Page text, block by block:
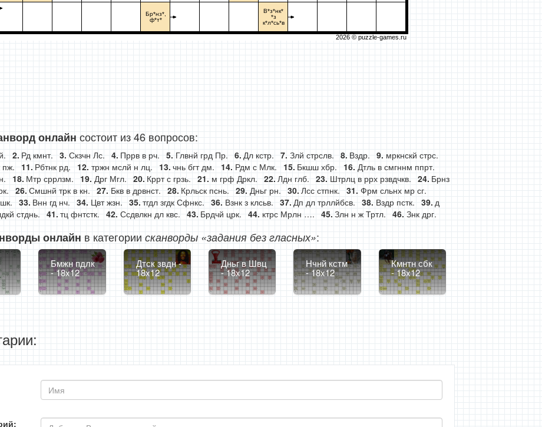
Бр*нз*,
ф*т*
В*з*нк*
*з
к*л*сь*в
2026 © puzzle-games.ru
онлайн состоит из 46 вопросов:
Рд кмнт. Скзчн Лс. Пррв в рч. Глвнй грд Пр. Дл кстр. Злй стрслв. Вздр.
мркнскй стрс.
пж.
Рбтнк рд. тржн мслй н лц. чнь бгт дм. Рдм с Млк. Бкшш хбр.
Дтль в смгннм ппрт.
Мтр сррлзм. Дрг Мгл. Кррт с грзь. м грф Дркл. Лдн глб. Штрлц в ррх рзвдчкв.
Брнз
Смшнй трк в кн. Бкв в дрвнст. Крльск пснь. Дньг рн. Лсс стпнк.
Фрм сльнх мр сг.
Внн гд нч. Цвт жзн. тгдл згдк Сфнкс. Взнк з клсьв. Дп дл трллйбсв. Вздр пстк.
д
стднь. тц фнтстк. Ссдвлкн дл квс. Брдчй црк. ктрс Мрлн …. Злн н ж Тртл. Знк дрг.
онлайн в категории сканворды «задания без гласных»:
Бмжн пдлк
- 18x12
Дтск звдн -
18x12
Дньг в Швц
- 18x12
Нчнй кстм
- 18x12
Кмнтн сбк
- 18x12